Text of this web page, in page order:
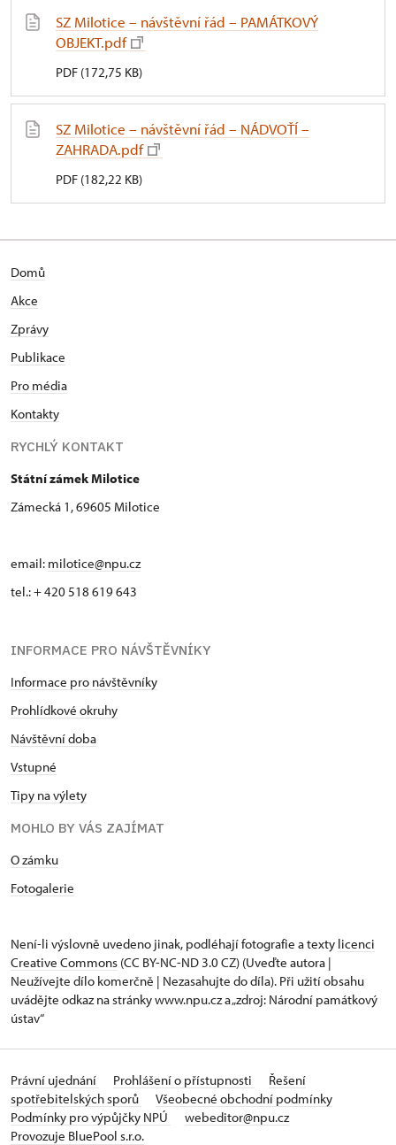
SZ Milotice – návštěvní řád – PAMÁTKOVÝ
OBJEKT.pdf
PDF (172,75 KB)
SZ Milotice – návštěvní řád – NÁDVOŤÍ –
ZAHRADA.pdf
PDF (182,22 KB)
Domů
Akce
Zprávy
Publikace
Pro média
Kontakty
RYCHLÝ KONTAKT
Státní zámek Milotice
Zámecká 1, 69605 Milotice
email: milotice@npu.cz
tel.: + 420 518 619 643
INFORMACE PRO NÁVŠTĚVNÍKY
Informace pro návštěvníky
Prohlídkové okruhy
Návštěvní doba
Vstupné
Tipy na výlety
MOHLO BY VÁS ZAJÍMAT
O zámku
Fotogalerie
Není-li výslovně uvedeno jinak, podléhají fotografie a texty licenci
Creative Commons (CC BY-NC-ND 3.0 CZ) (Uveďte autora |
Neužívejte dílo komerčně | Nezasahujte do díla). Při užití obsahu
uvádějte odkaz na stránky www.npu.cz a „zdroj: Národní památkový
ústav“
Právní ujednání Prohlášení o přístupnosti
Řešení
spotřebitelských sporů
Všeobecné obchodní podmínky
Podmínky pro výpůjčky NPÚ
webeditor@npu.cz
Provozuje BluePool s.r.o.